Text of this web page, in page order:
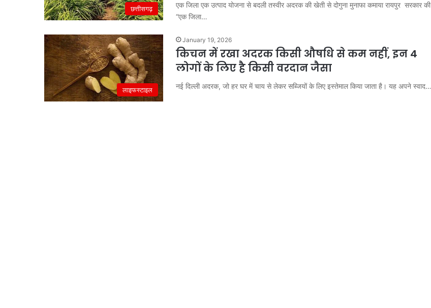
छत्तीसगढ़
एक जिला एक उत्पाद योजना से बदली तस्वीर अदरक की खेती से दोगुना मुनाफा कमाया रायपुर सरकार की
“एक जिला…
लाइफस्टाइल
January 19, 2026
किचन में रखा अदरक किसी औषधि से कम नहीं, इन 4
लोगों के लिए है किसी वरदान जैसा
नई दिल्ली अदरक, जो हर घर में चाय से लेकर सब्जियों के लिए इस्तेमाल किया जाता है। यह अपने स्वाद…